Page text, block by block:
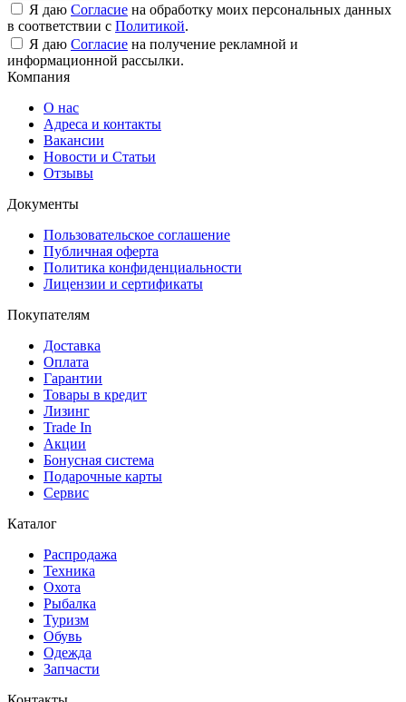
Я даю Согласие на обработку моих персональных данных
в соответствии с Политикой.
Я даю Согласие на получение рекламной и
информационной рассылки.
Компания
О нас
Адреса и контакты
Вакансии
Новости и Статьи
Отзывы
Документы
Пользовательское соглашение
Публичная оферта
Политика конфиденциальности
Лицензии и сертификаты
Покупателям
Доставка
Оплата
Гарантии
Товары в кредит
Лизинг
Trade In
Акции
Бонусная система
Подарочные карты
Сервис
Каталог
Распродажа
Техника
Охота
Рыбалка
Туризм
Обувь
Одежда
Запчасти